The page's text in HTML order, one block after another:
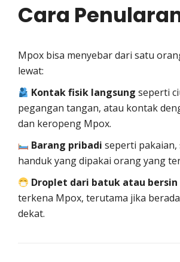
Cara
Mpox bisa menyebar dari satu
lewat:
Kontak fisik langsung seperti
pegangan tangan, atau kontak
dan keropeng Mpox.
Barang pribadi seperti pakaian,
handuk yang dipakai orang yang
Droplet dari batuk atau bersin
terkena Mpox, terutama jika
dekat.